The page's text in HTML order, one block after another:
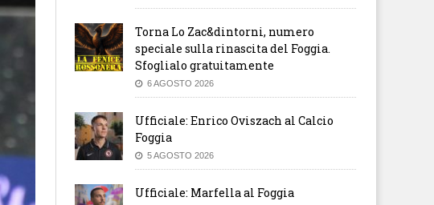
Torna Lo Zac&dintorni, numero
speciale sulla rinascita del Foggia.
Sfoglialo gratuitamente
6 AGOSTO 2026
Ufficiale: Enrico Oviszach al Calcio
Foggia
5 AGOSTO 2026
Ufficiale: Marfella al Foggia